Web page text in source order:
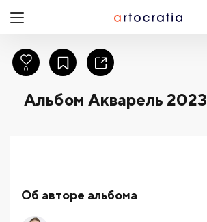
Альбом Акварель 2023
Об авторе альбома
0